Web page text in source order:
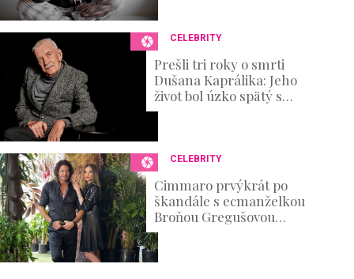
CELEBRITY
Prešli tri roky o smrti
Dušana Kaprálika: Jeho
život bol úzko spätý s
divadlom, no nechýbali v
skúšky
CELEBRITY
Cimmaro prvýkrát po
škandále s ecmanželkou
Broňou Gregušovou
prvýkrát prehovoril:
Existenčné problémy